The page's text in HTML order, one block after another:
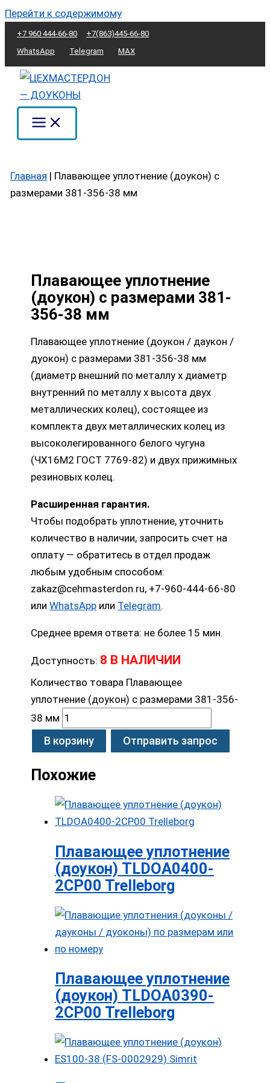
Перейти к содержимому
+7 960 444-66-80
+7(863)445-66-80
WhatsApp
Telegram MAX
Главная | Плавающее уплотнение (доукон) с
размерами 381-356-38 мм
Плавающее уплотнение
(доукон) с размерами 381-
356-38 мм
Плавающее уплотнение (доукон / даукон /
дуокон) с размерами 381-356-38 мм
(диаметр внешний по металлу х диаметр
внутренний по металлу х высота двух
металлических колец), состоящее из
комплекта двух металлических колец из
высоколегированного белого чугуна
(ЧХ16М2 ГОСТ 7769-82) и двух прижимных
резиновых колец.
Расширенная гарантия.
Чтобы подобрать уплотнение, уточнить
количество в наличии, запросить счет на
оплату — обратитесь в отдел продаж
любым удобным способом:
zakaz@cehmasterdon.ru, +7-960-444-66-80
илиWhatsApp или Telegram.
Среднее время ответа: не более 15 мин.
Доступность: 8 В НАЛИЧИИ
Количество товара Плавающее
уплотнение (доукон) с размерами 381-356-
38 мм
В корзину Отправить запрос
Похожие
Плавающее уплотнение
(доукон) TLDOA0400-
2CP00 Trelleborg
Плавающее уплотнение
(доукон) TLDOA0390-
2CP00 Trelleborg